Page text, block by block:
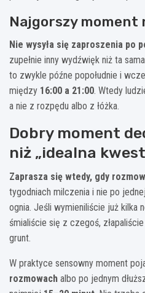
Najgorszy moment
Nie wysyła się zaproszenia po
zupełnie inny wydźwięk niż ta
to zwykle późne popołudnie i
między 16:00 a 21:00. Wtedy
a nie z rozpędu albo z łóżka.
Dobry moment
niż „idealna
Zaprasza się wtedy, gdy
tygodniach milczenia i nie po
ognia. Jeśli wymieniliście już kilka
śmialiście się z czegoś,
grunt.
W praktyce sensowny moment
rozmowach albo po jednym